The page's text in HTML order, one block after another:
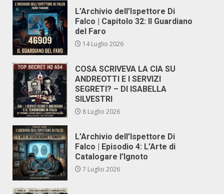
L’Archivio dell’Ispettore Di
Falco | Capitolo 32: Il Guardiano
del Faro
14 Luglio 2026
COSA SCRIVEVA LA CIA SU
ANDREOTTI E I SERVIZI
SEGRETI? – DI ISABELLA
SILVESTRI
8 Luglio 2026
L’Archivio dell’Ispettore Di
Falco | Episodio 4: L’Arte di
Catalogare l’Ignoto
7 Luglio 2026